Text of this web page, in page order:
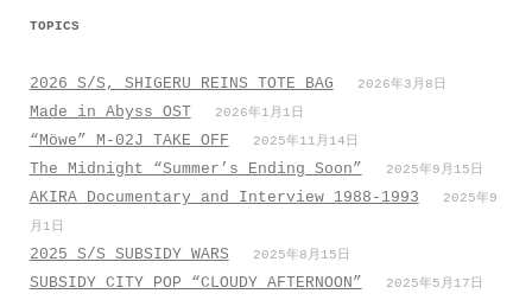
TOPICS
2026 S/S, SHIGERU REINS TOTE BAG 2026年3月8日
Made in Abyss OST 2026年1月1日
“Möwe” M-02J TAKE OFF 2025年11月14日
The Midnight “Summer’s Ending Soon” 2025年9月15日
AKIRA Documentary and Interview 1988-1993
2025年9
月1日
2025 S/S SUBSIDY WARS 2025年8月15日
SUBSIDY CITY POP “CLOUDY AFTERNOON” 2025年5月17日